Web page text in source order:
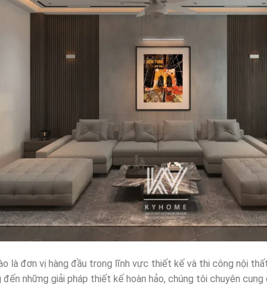
là đơn vị hàng đầu trong lĩnh vực thiết kế và thi công nội
đến những giải pháp thiết kế hoàn hảo, chúng tôi chuyên